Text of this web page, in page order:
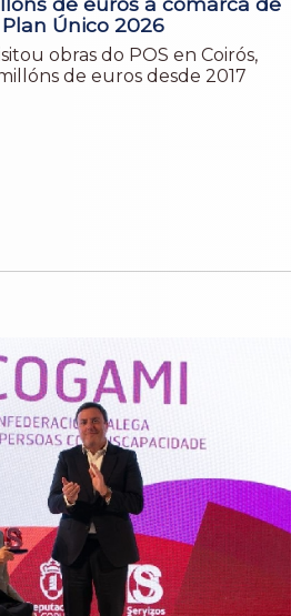
Único 2026
obras do POS en Coirós,
de euros desde 2017